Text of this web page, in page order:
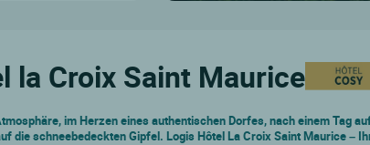
la Croix Saint Maurice
im Herzen eines authentischen Dorfes, nach einem Tag
die schneebedeckten Gipfel. Logis Hôtel La Croix Saint Maurice –